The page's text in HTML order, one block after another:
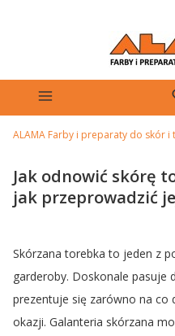
Menu
ALAMA Farby i preparaty do skór i
Jak odnowić skórę
jak przeprowadzić
Skórzana torebka to jeden z
garderoby. Doskonale pasuje
prezentuje się zarówno na co
okazji. Galanteria skórzana